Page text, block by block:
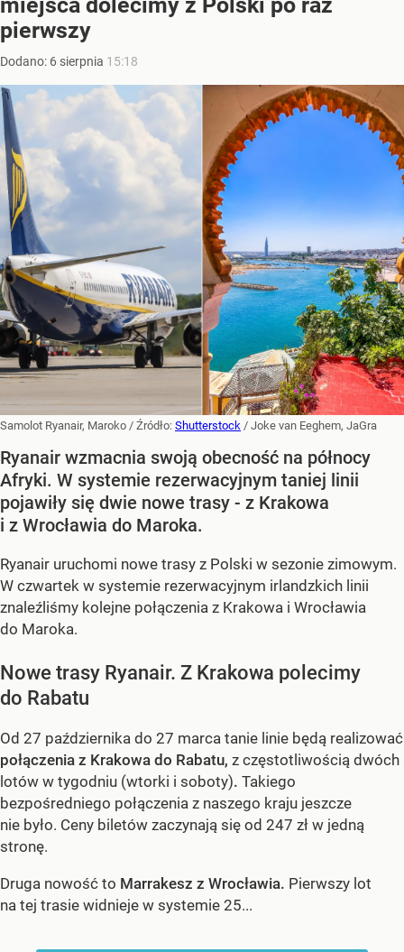
pierwszy
Dodano: 6 sierpnia 15:18
Samolot Ryanair, Maroko / Źródło: Shutterstock / Joke van Eeghem, JaGra
Ryanair wzmacnia swoją obecność na północy
Afryki. W systemie rezerwacyjnym taniej linii
pojawiły się dwie nowe trasy - z Krakowa
i z Wrocławia do Maroka.
Ryanair uruchomi nowe trasy z Polski w sezonie zimowym.
W czwartek w systemie rezerwacyjnym irlandzkich linii
znaleźliśmy kolejne połączenia z Krakowa i Wrocławia
do Maroka.
Nowe trasy Ryanair. Z Krakowa polecimy
do Rabatu
Od 27 października do 27 marca tanie linie będą realizować
połączenia z Krakowa do Rabatu, z częstotliwością dwóch
lotów w tygodniu (wtorki i soboty). Takiego
bezpośredniego połączenia z naszego kraju jeszcze
nie było. Ceny biletów zaczynają się od 247 zł w jedną
stronę.
Druga nowość to Marrakesz z Wrocławia. Pierwszy lot
na tej trasie widnieje w systemie 25...